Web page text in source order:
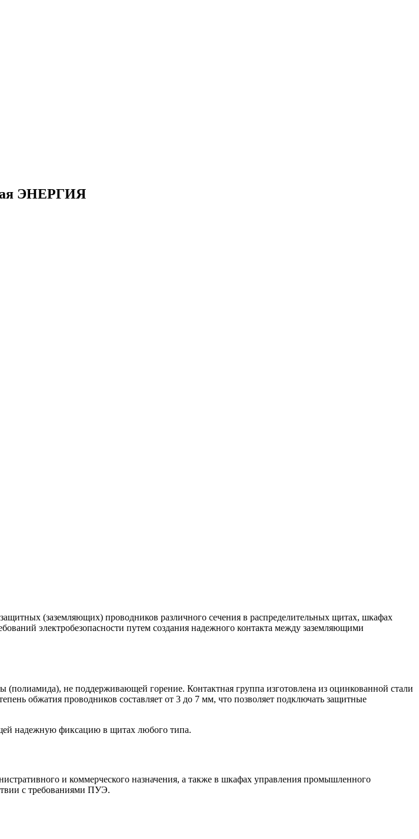
ЭНЕРГИЯ
(заземляющих) проводников различного сечения в распределительных щитах, шкафах
электробезопасности путем создания надежного контакта между заземляющими
не поддерживающей горение. Контактная группа изготовлена из оцинкованной стали
обжатия проводников составляет от 3 до 7 мм, что позволяет подключать защитные
надежную фиксацию в щитах любого типа.
и коммерческого назначения, а также в шкафах управления промышленного
с требованиями ПУЭ.